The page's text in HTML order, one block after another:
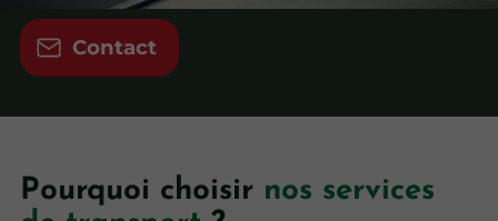
Contact
Pourquoi choisir nos services